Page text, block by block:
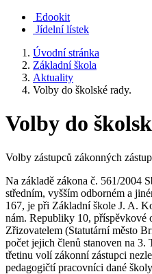
Edookit
Jídelní lístek
Úvodní stránka
Základní škola
Aktuality
Volby do školské rady.
Volby do
Volby zástupců zákonných
Na základě zákona č. 561/2004
středním, vyšším odborném a
167, je při Základní škole J. A.
nám. Republiky 10, příspěvkové
Zřizovatelem (Statutární město
počet jejich členů stanoven na
třetinu volí zákonní zástupci
pedagogičtí pracovníci dané